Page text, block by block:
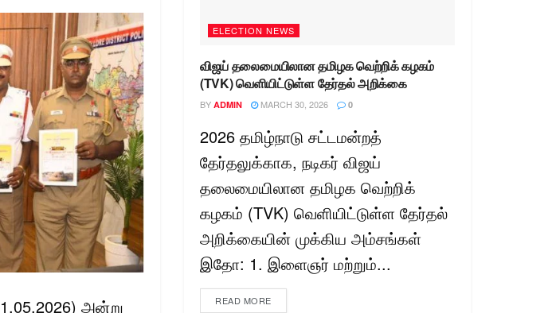
அன்று
ELECTION NEWS
விஜய் தலைமையிலான தமிழக வெற்றிக் கழகம்
(TVK) வெளியிட்டுள்ள தேர்தல் அறிக்கை
BY ADMIN MARCH 30, 2026 0
2026 தமிழ்நாடு சட்டமன்றத்
தேர்தலுக்காக, நடிகர் விஜய்
தலைமையிலான தமிழக வெற்றிக்
கழகம் (TVK) வெளியிட்டுள்ள தேர்தல்
அறிக்கையின் முக்கிய அம்சங்கள்
இதோ: 1. இளைஞர் மற்றும்...
READ MORE